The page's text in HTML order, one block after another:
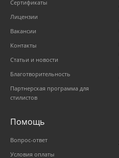
Сертификаты
Лицензии
Вакансии
Контакты
Статьи и новости
Благотворительность
Партнерская программа для
стилистов
Помощь
Вопрос-ответ
Условия оплаты